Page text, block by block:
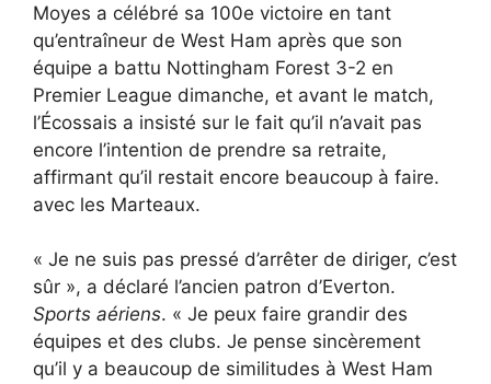
Moyes a célébré sa 100e victoire en tant
qu’entraîneur de West Ham après que son
équipe a battu Nottingham Forest 3-2 en
Premier League dimanche, et avant le match,
l’Écossais a insisté sur le fait qu’il n’avait pas
encore l’intention de prendre sa retraite,
affirmant qu’il restait encore beaucoup à faire.
avec les Marteaux.
« Je ne suis pas pressé d’arrêter de diriger, c’est
sûr », a déclaré l’ancien patron d’Everton.
Sports aériens. « Je peux faire grandir des
équipes et des clubs. Je pense sincèrement
qu’il y a beaucoup de similitudes à West Ham